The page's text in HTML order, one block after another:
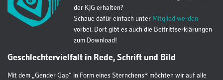
der KjG erhalten?
Schaue dafür einfach unter Mitglied werden
vorbei. Dort gibt es auch die Beitrittserklärungen
zum Download!
Geschlechtervielfalt in Rede, Schrift und Bild
Mit dem „Gender Gap“ in Form eines Sternchens* möchten wir auf alle